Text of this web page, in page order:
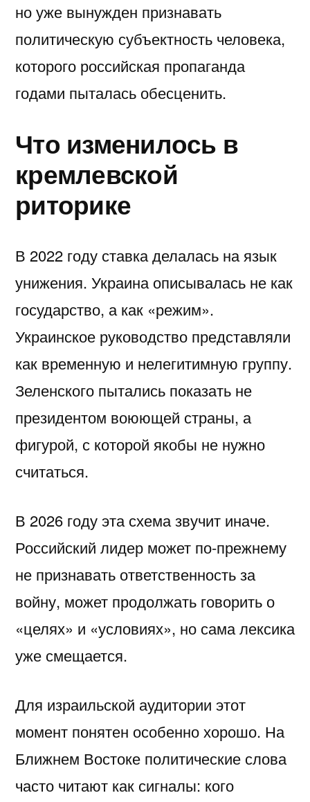
но уже вынужден признавать
политическую субъектность человека,
которого российская пропаганда
годами пыталась обесценить.
Что изменилось в
кремлевской
риторике
В 2022 году ставка делалась на язык
унижения. Украина описывалась не как
государство, а как «режим».
Украинское руководство представляли
как временную и нелегитимную группу.
Зеленского пытались показать не
президентом воюющей страны, а
фигурой, с которой якобы не нужно
считаться.
В 2026 году эта схема звучит иначе.
Российский лидер может по-прежнему
не признавать ответственность за
войну, может продолжать говорить о
«целях» и «условиях», но сама лексика
уже смещается.
Для израильской аудитории этот
момент понятен особенно хорошо. На
Ближнем Востоке политические слова
часто читают как сигналы: кого